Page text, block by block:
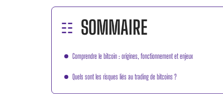
SOMMAIRE
Comprendre le bitcoin : origines, fonctionnement et enjeux
Quels sont les risques liés au trading de bitcoins ?